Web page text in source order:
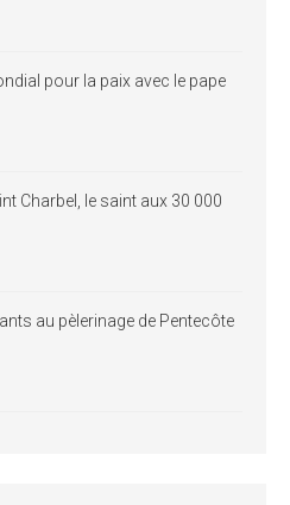
pour la paix avec le pape
Charbel, le saint aux 30 000
au pèlerinage de Pentecôte